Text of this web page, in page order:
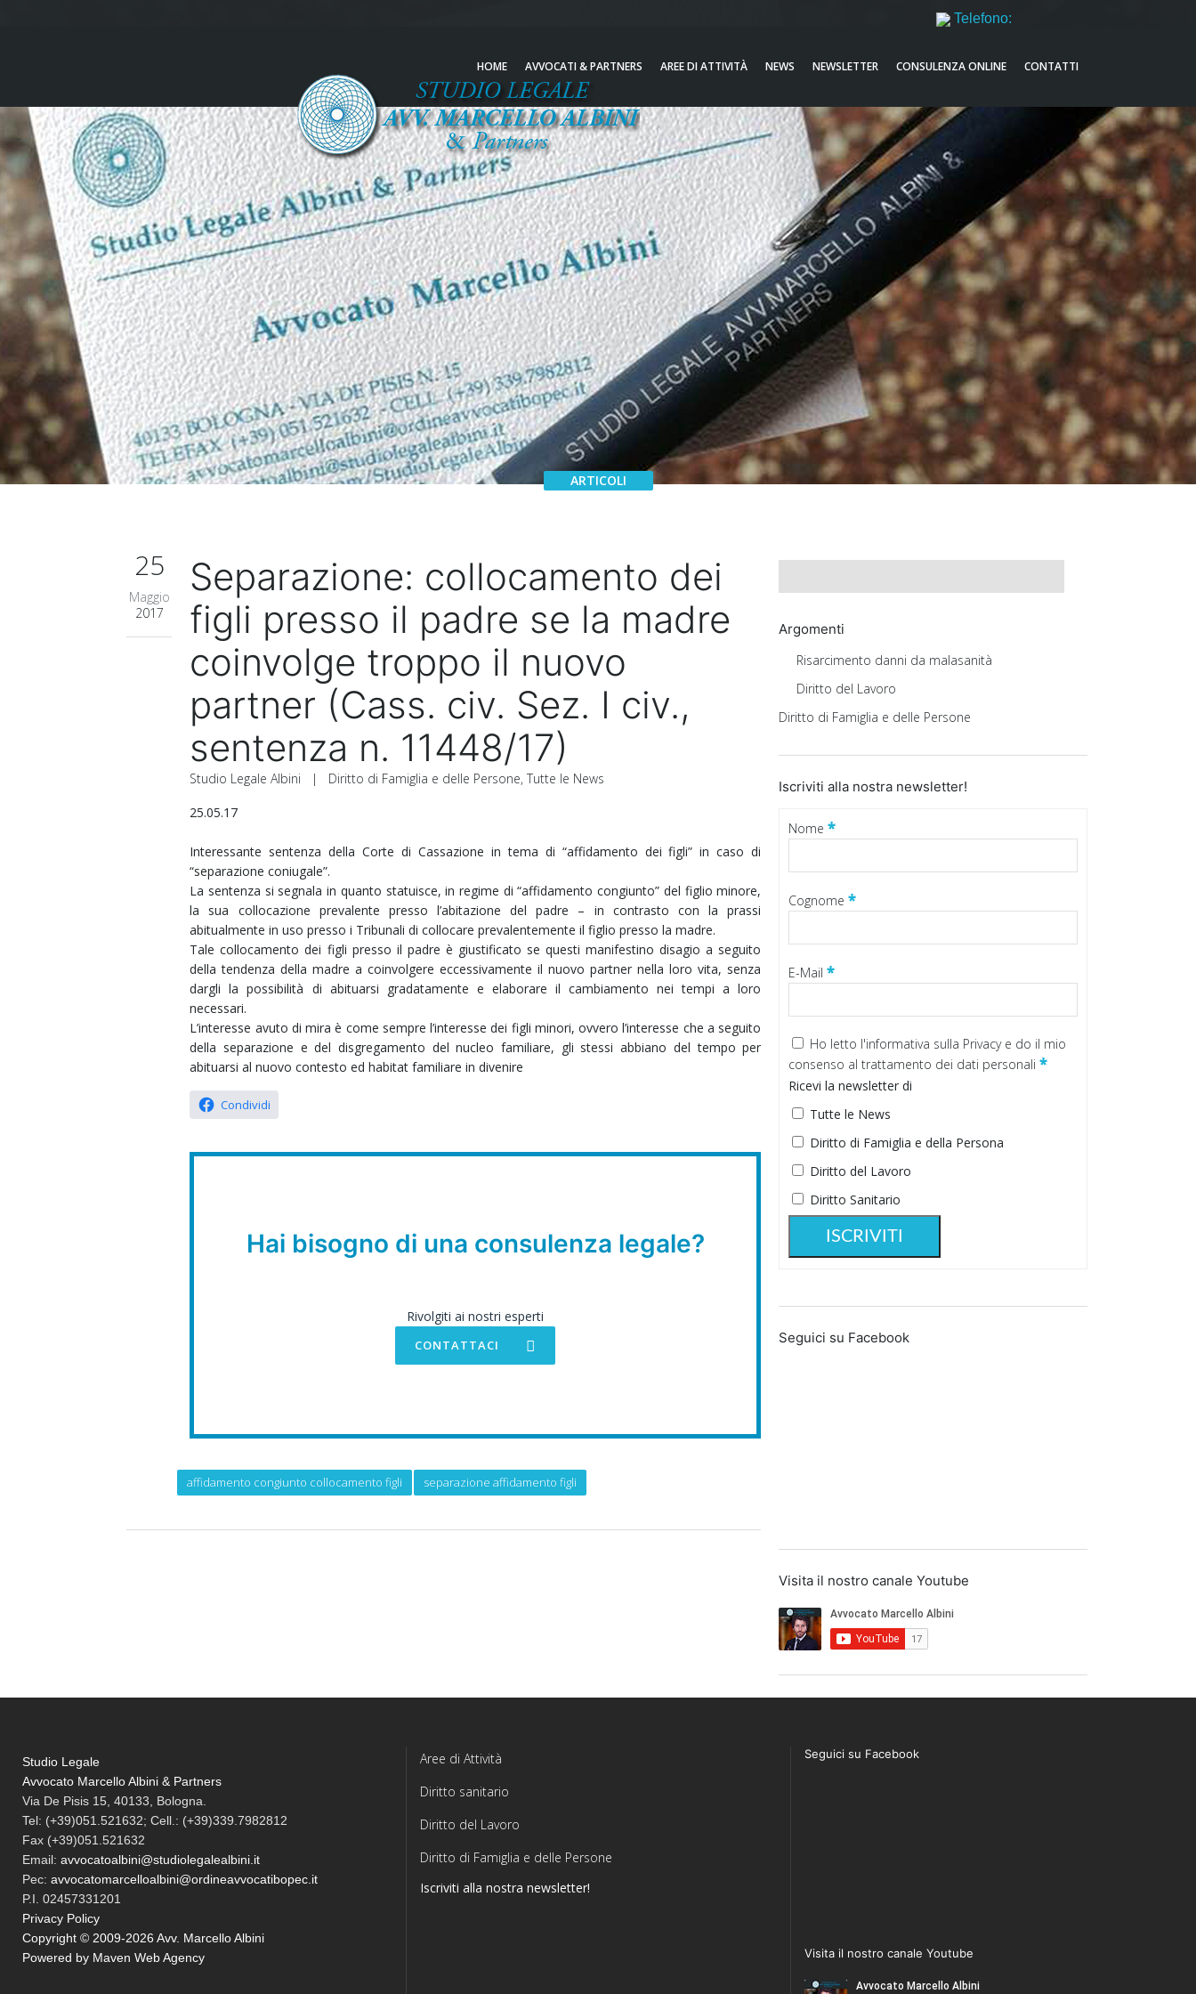
Telefono:
HOME
AVVOCATI & PARTNERS AREE DI ATTIVITÀ NEWS NEWSLETTER CONSULENZA ONLINE CONTATTI
25
Maggio
2017
Separazione: collocamento dei
figli presso il padre se la madre
coinvolge troppo il nuovo
partner (Cass. civ. Sez. I civ.,
sentenza n. 11448/17)
Studio Legale Albini | Diritto di Famiglia e delle Persone,Tutte le News
25.05.17
Interessante sentenza della Corte di Cassazione in tema di “affidamento dei figli” in caso di
“separazione coniugale”.
La sentenza si segnala in quanto statuisce, in regime di “affidamento congiunto” del figlio minore,
la sua collocazione prevalente presso l’abitazione del padre – in contrasto con la prassi
abitualmente in uso presso i Tribunali di collocare prevalentemente il figlio presso la madre.
Tale collocamento dei figli presso il padre è giustificato se questi manifestino disagio a seguito
della tendenza della madre a coinvolgere eccessivamente il nuovo partner nella loro vita, senza
dargli la possibilità di abituarsi gradatamente e elaborare il cambiamento nei tempi a loro
necessari.
L’interesse avuto di mira è come sempre l’interesse dei figli minori, ovvero l’interesse che a seguito
della separazione e del disgregamento del nucleo familiare, gli stessi abbiano del tempo per
abituarsi al nuovo contesto ed habitat familiare in divenire
Condividi
Hai bisogno di una consulenza legale?
Rivolgiti ai nostri esperti
CONTATTACI
affidamento congiunto collocamento figli separazione affidamento figli
Argomenti
Risarcimento danni da malasanità
Diritto del Lavoro
Diritto di Famiglia e delle Persone
Iscriviti alla nostra newsletter!
Nome*
Cognome*
E-Mail*
Ho letto l'informativa sulla Privacy e do il mio
consenso al trattamento dei dati personali*
Ricevi la newsletter di
Tutte le News
Diritto di Famiglia e della Persona
Diritto del Lavoro
Diritto Sanitario
Seguici su Facebook
Visita il nostro canale Youtube
Studio Legale
Avvocato Marcello Albini & Partners
Via De Pisis 15, 40133, Bologna.
Tel: (+39)051.521632; Cell.: (+39)339.7982812
Fax (+39)051.521632
Email: avvocatoalbini@studiolegalealbini.it
Pec: avvocatomarcelloalbini@ordineavvocatibopec.it
P.I. 02457331201
Privacy Policy
Copyright © 2009-2026 Avv. Marcello Albini
Powered by Maven Web Agency
Aree di Attività
Diritto sanitario
Diritto del Lavoro
Diritto di Famiglia e delle Persone
Iscriviti alla nostra newsletter!
Seguici su Facebook
Visita il nostro canale Youtube